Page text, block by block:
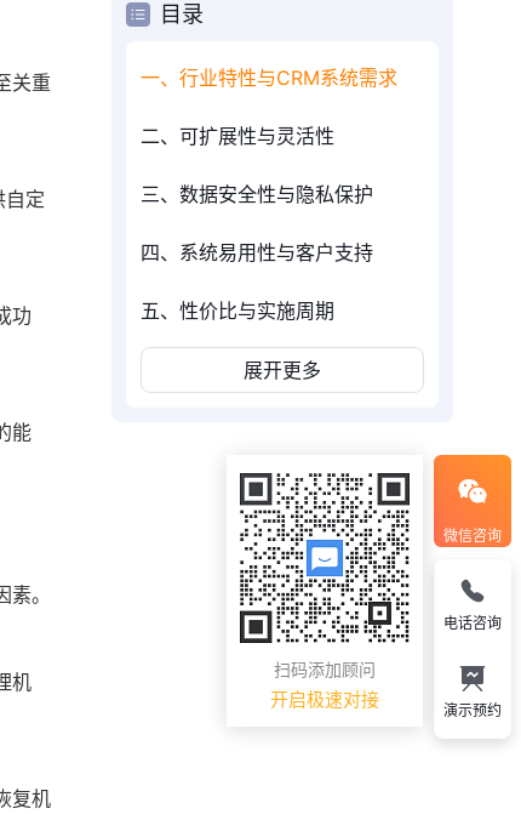
关重
自定
功
能
。
机
复机
目录
一、行业特性与CRM系统需求
二、可扩展性与灵活性
三、数据安全性与隐私保护
四、系统易用性与客户支持
五、性价比与实施周期
展开更多
微信咨询
扫码添加顾问
开启极速对接
电话咨询
演示预约